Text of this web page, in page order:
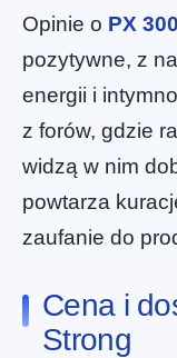
Opinie o PX
pozytywne, z
energii i
z forów, gdzie
widzą w nim
powtarza
zaufanie do
Cena i
Strong